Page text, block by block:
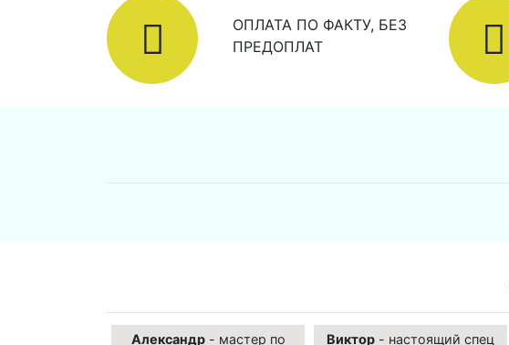
ОПЛАТА ПО ФАКТУ, БЕЗ
ПРЕДОПЛАТ
Александр- мастер по Виктор - настоящий спец